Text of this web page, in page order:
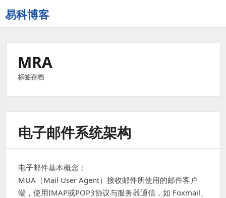
易科博客
MRA
标签存档
电子邮件系统架构
电子邮件基本概念：
MUA（Mail User Agent）接收邮件所使用的邮件客户
端，使用IMAP或POP3协议与服务器通信，如 Foxmail、